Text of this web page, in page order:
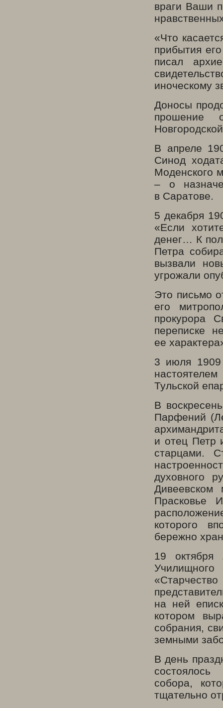
враги Ваши
«Что
прибытия
писал
иноческому
Доносы
прошение
В апреле
Синод
Моденского
– о
в Саратове.
5 декабря
«Если
денег… К
Петра
вызвали
угрожали
Это письмо
его
прокурора
переписке
ее
3 июля 1909
Тульской
В
Парфений
и отец Петр
старцами.
духовного
Дивеевском
Прасковье
которого
бережно
19 октября
на ней
котором
собрания,
земными
В день
состоялось
собора,
тщательно